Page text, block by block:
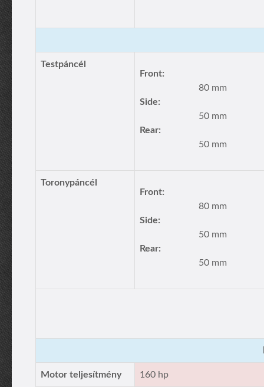
Testpáncél
Front:
80 mm
Side:
50 mm
Rear:
50 mm
Toronypáncél
Front:
80 mm
Side:
50 mm
Rear:
50 mm
Motor teljesítmény 160 hp